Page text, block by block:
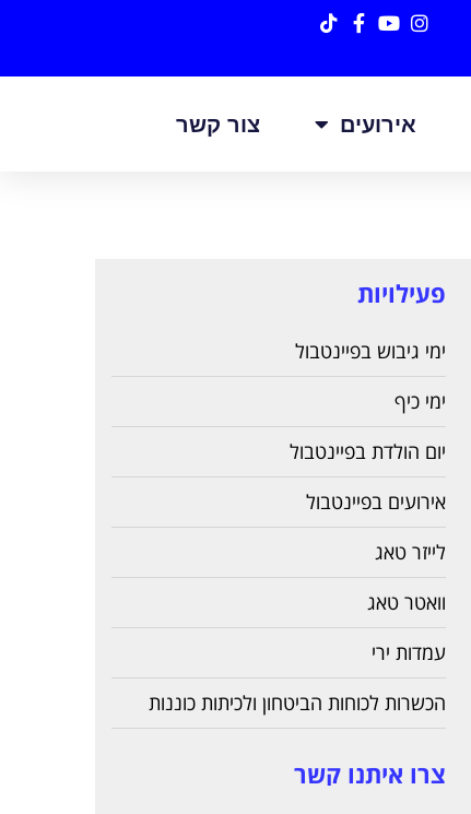
אירועים צור קשר
פעילויות
ימי גיבוש בפיינטבול
ימי כיף
יום הולדת בפיינטבול
אירועים בפיינטבול
לייזר טאג
וואטר טאג
עמדות ירי
הכשרות לכוחות הביטחון ולכיתות כוננות
צרו איתנו קשר